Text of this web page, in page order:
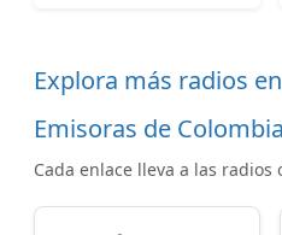
Explora más radios
Emisoras de
Cada enlace lleva a las